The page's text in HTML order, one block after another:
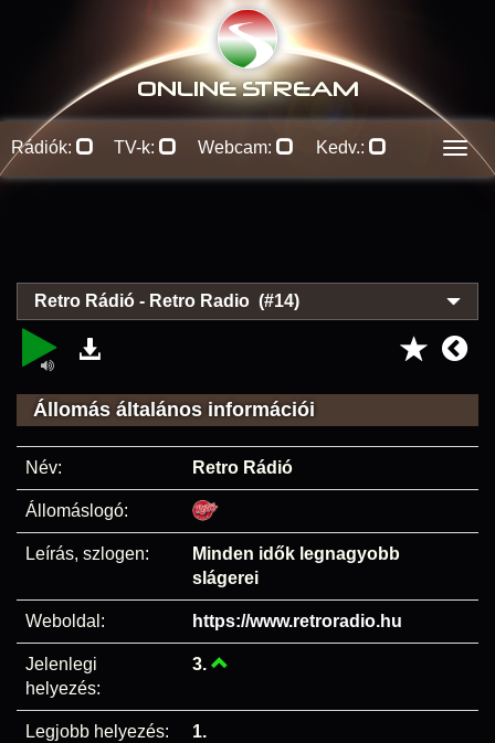
ONLINE STREAM
Rádiók: TV-k: Webcam: Kedv.:
Retro Rádió - Retro Radio (#14)
Állomás általános információi
Név: Retro Rádió
Állomáslogó:
Leírás, szlogen:
Minden idők legnagyobb
slágerei
Weboldal: https://www.retroradio.hu
Jelenlegi
helyezés:
3.
Legjobb helyezés: 1.